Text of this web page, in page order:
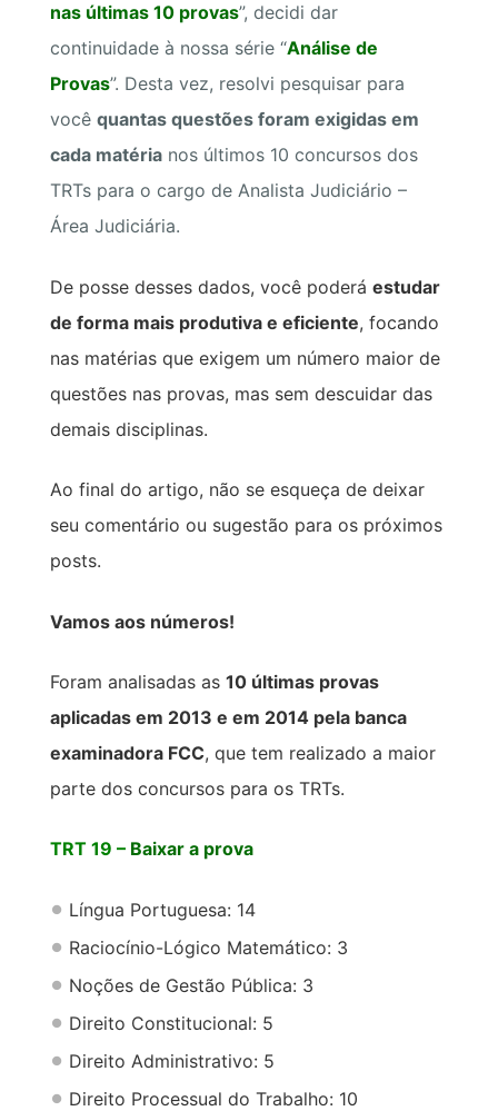
nas últimas 10 provas”, decidi dar
continuidade à nossa série “Análise de
Provas”. Desta vez, resolvi pesquisar para
você quantas questões foram exigidas em
cada matérianos últimos 10 concursos dos
TRTs para o cargo de Analista Judiciário –
Área Judiciária.
De posse desses dados, você poderá estudar
de forma mais produtiva e eficiente, focando
nas matérias que exigem um número maior de
questões nas provas, mas sem descuidar das
demais disciplinas.
Ao final do artigo, não se esqueça de deixar
seu comentário ou sugestão para os próximos
posts.
Vamos aos números!
Foram analisadas as 10 últimas provas
aplicadas em 2013 e em 2014 pela banca
examinadora FCC, que tem realizado a maior
parte dos concursos para os TRTs.
TRT 19 – Baixar a prova
Língua Portuguesa: 14
Raciocínio-Lógico Matemático: 3
Noções de Gestão Pública: 3
Direito Constitucional: 5
Direito Administrativo: 5
Direito Processual do Trabalho: 10